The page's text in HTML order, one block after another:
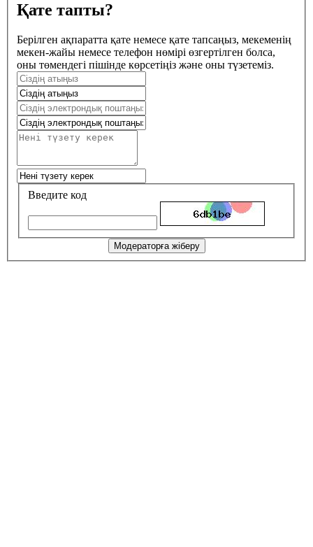
Қате тапты?
Берілген ақпаратта қате немесе қате тапсаңыз, мекеменің
мекен-жайы немесе телефон нөмірі өзгертілген болса,
оны төмендегі пішінде көрсетіңіз және оны түзетеміз.
Введите код
Модераторға жіберу